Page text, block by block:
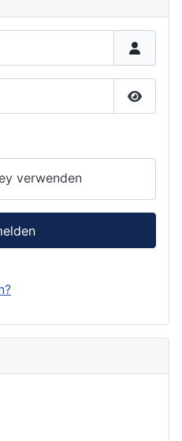
verwenden